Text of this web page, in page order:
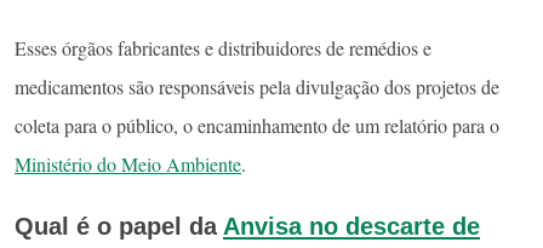
Esses órgãos fabricantes e distribuidores de remédios e
medicamentos são responsáveis pela divulgação dos projetos de
coleta para o público, o encaminhamento de um relatório para o
Ministério do Meio Ambiente.
Qual é o papel da Anvisa no descarte de